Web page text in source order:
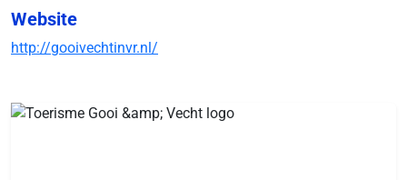
Website
http://gooivechtinvr.nl/